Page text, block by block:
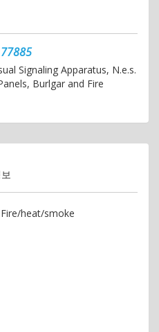
77885
Signaling Apparatus, N.e.s.
Burlgar and Fire
heat/smoke